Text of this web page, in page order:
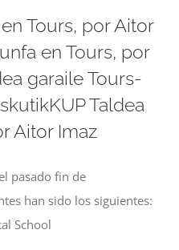
Tours, por Aitor
en Tours, por
garaile Tours-
Taldea
Aitor Imaz
pasado fin de
han sido los siguientes:
School